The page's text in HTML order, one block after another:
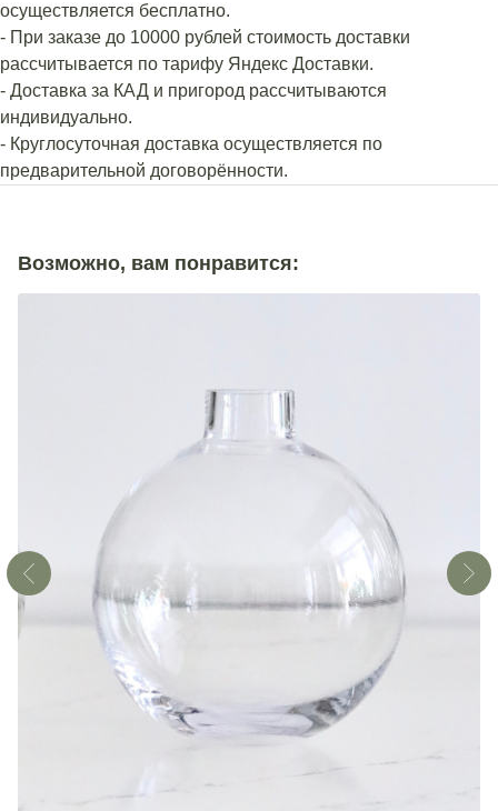
осуществляется бесплатно.
- При заказе до 10000 рублей стоимость доставки
рассчитывается по тарифу Яндекс Доставки.
- Доставка за КАД и пригород рассчитываются
индивидуально.
- Круглосуточная доставка осуществляется по
предварительной договорённости.
Возможно, вам понравится:
info@lorangerie.ru
+7 (921) 945-20-45
Контакты
Санкт-Петербург, Большой Проспект П. С.,
ежедневно с 10:00 до 22:00